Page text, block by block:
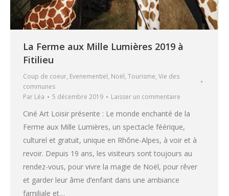
La Ferme aux Mille Lumières 2019 à
Fitilieu
Coup de coeur, Evenementiel, Noël, Tourisme, Vie des
communes
Par Léa 5 décembre 2019 Laisser un commentaire
Ciné Art Loisir présente : Le monde enchanté de la
Ferme aux Mille Lumières, un spectacle féérique,
culturel et gratuit, unique en Rhône-Alpes, à voir et à
revoir. Depuis 19 ans, les visiteurs sont toujours au
rendez-vous, pour vivre la magie de Noël, pour rêver
et garder leur âme d’enfant dans une ambiance
familiale et…